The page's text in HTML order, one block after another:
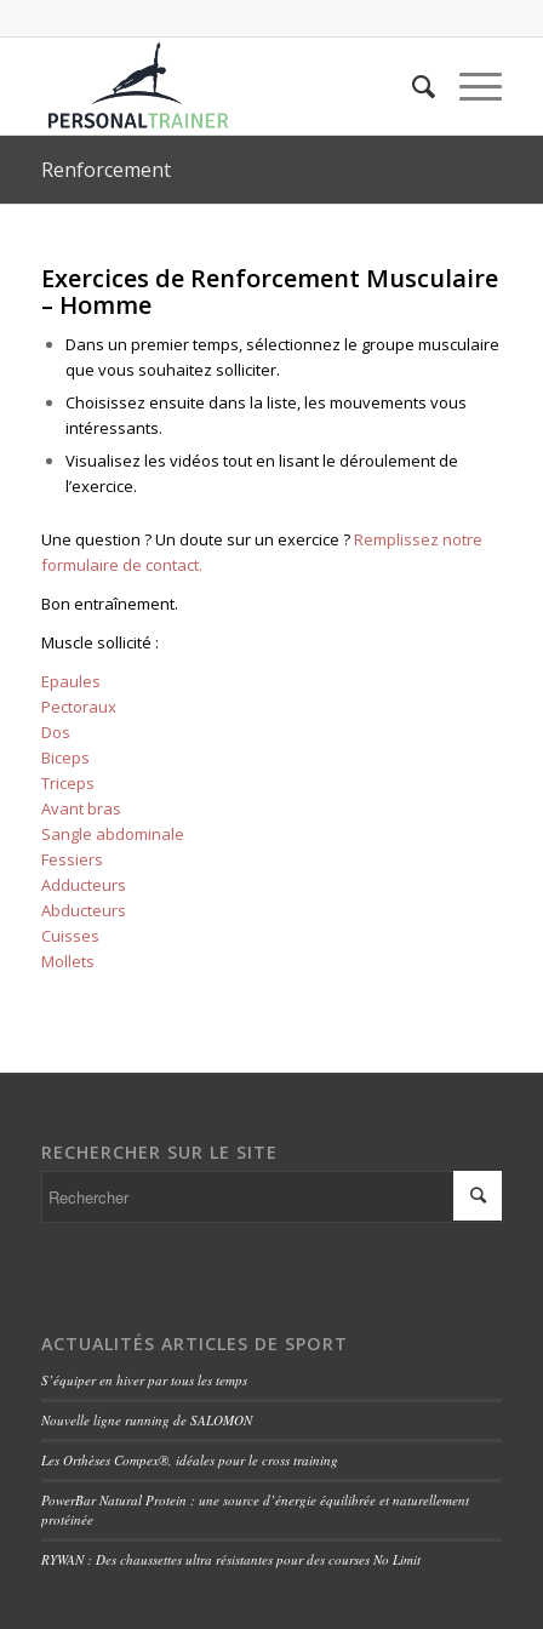
Renforcement
Exercices de Renforcement Musculaire
– Homme
Dans un premier temps, sélectionnez le groupe musculaire
que vous souhaitez solliciter.
Choisissez ensuite dans la liste, les mouvements vous
intéressants.
Visualisez les vidéos tout en lisant le déroulement de
l’exercice.
Une question ? Un doute sur un exercice ? Remplissez notre
formulaire de contact.
Bon entraînement.
Muscle sollicité :
Epaules
Pectoraux
Dos
Biceps
Triceps
Avant bras
Sangle abdominale
Fessiers
Adducteurs
Abducteurs
Cuisses
Mollets
RECHERCHER SUR LE SITE
ACTUALITÉS ARTICLES DE SPORT
S’équiper en hiver par tous les temps
Nouvelle ligne running de SALOMON
Les Orthèses Compex®, idéales pour le cross training
PowerBar Natural Protein : une source d’énergie équilibrée et naturellement
protéinée
RYWAN : Des chaussettes ultra résistantes pour des courses No Limit